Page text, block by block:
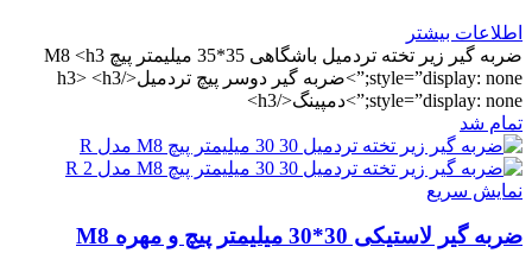
اطلاعات بیشتر
ضربه گیر زیر تخته تردمیل باشگاهی 35*35 میلیمتر پیچ M8 <h3
style=”display: none;”>ضربه گیر دوسر پیچ تردمیل</h3> <h3
style=”display: none;”>دمپینگ</h3>
تمام شد
نمایش سریع
ضربه گیر لاستیکی 30*30 میلیمتر پیچ و مهره M8